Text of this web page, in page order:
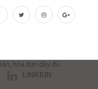
khẩu
hóa đơn đầy đủ.
LINKEIN